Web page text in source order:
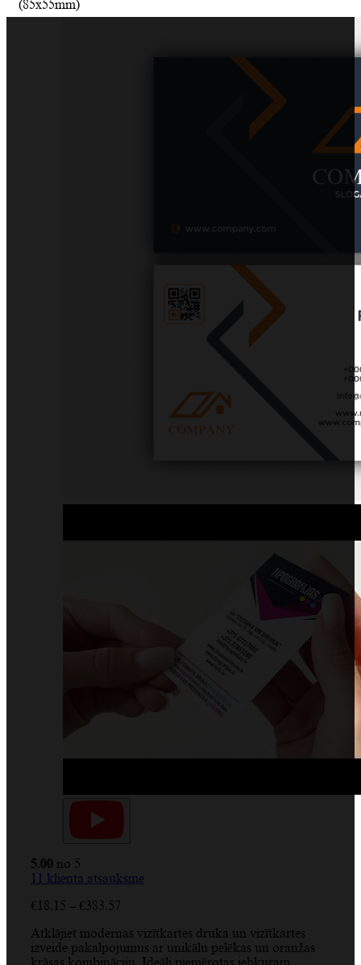
(85x55mm)
5.00 no 5
11 klienta atsauksme
€18.15 – €383.57
€18.15
through
Atklājiet modernas vizītkartes druka un vizītkartes
izveide pakalpojumus ar unikālu pelēkas un oranžas